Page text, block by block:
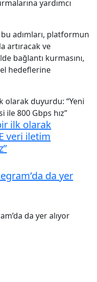
yardımcı
adımları, platformun
artıracak ve
bağlantı kurmasını,
hedeflerine
ilk olarak
veri iletim
da yer